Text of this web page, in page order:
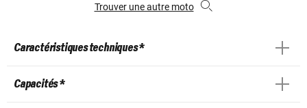
Trouver une autre moto
Caractéristiques techniques *
Capacités *